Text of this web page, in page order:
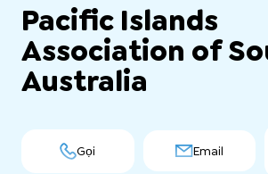
Pacific Islands
Association of
Australia
Gọi Email